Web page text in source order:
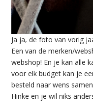
Ja ja, de foto van vorig
Een van de merken/
webshop! En je kan alle
voor elk budget kan je
besteld naar wens
Hinke en je wil niks